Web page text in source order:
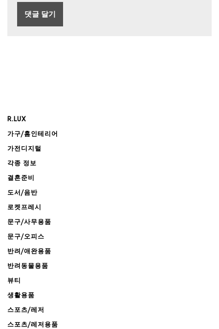
R.LUX
가구/홈인테리어
가전디지털
각종 정보
결혼준비
도서/음반
로켓프레시
문구/사무용품
문구/오피스
반려/애완용품
반려동물용품
뷰티
생활용품
스포츠/레저
스포츠/레저용품